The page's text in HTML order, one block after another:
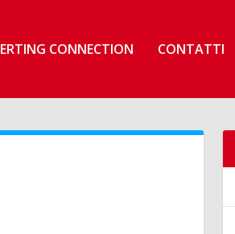
CONNECTION CONTATTI